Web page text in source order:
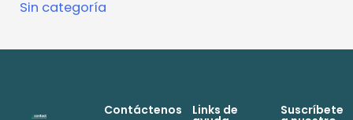
Sin categoría
Contáctenos Links de Suscríbete